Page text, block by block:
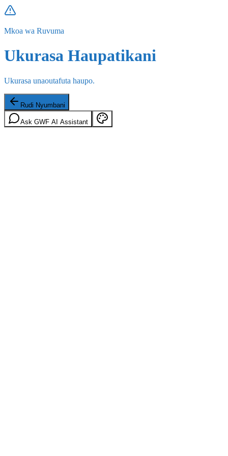
Mkoa wa Ruvuma
Ukurasa Haupatikani
Ukurasa unaoutafuta haupo.
Rudi Nyumbani
Ask GWF AI Assistant